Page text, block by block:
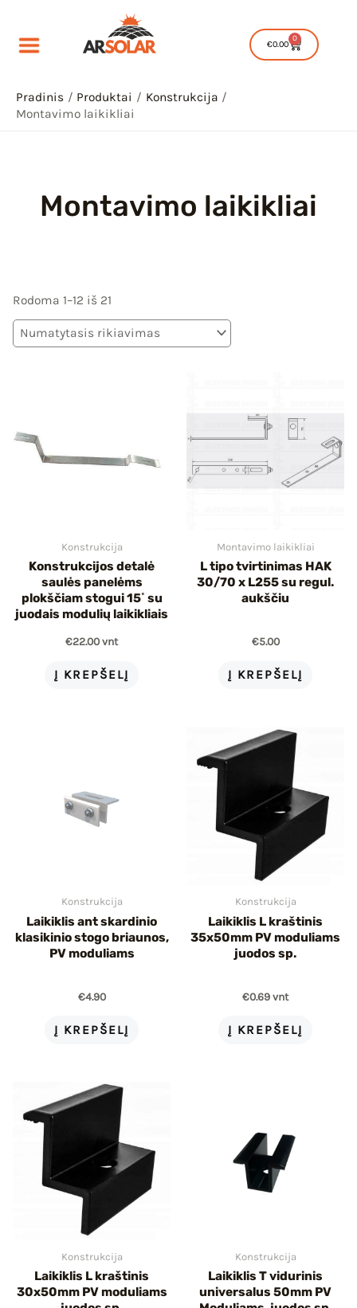
turinio
€0.00
0
Cart
Pradinis Produktai
Konstrukcija
Montavimo laikikliai
Montavimo laikikliai
Rodoma 1–12 iš 21
Konstrukcija
Konstrukcijos detalė
saulės panelėms
plokščiam stogui 15˚ su
juodais modulių laikikliais
€22.00vnt
Į KREPŠELĮ
Montavimo laikikliai
L tipo tvirtinimas HAK
30/70 x L255 su regul.
aukščiu
€5.00
Į KREPŠELĮ
Konstrukcija
Laikiklis ant skardinio
klasikinio stogo briaunos,
PV moduliams
€4.90
Į KREPŠELĮ
Konstrukcija
Laikiklis L kraštinis
35x50mm PV moduliams
juodos sp.
€0.69vnt
Į KREPŠELĮ
Konstrukcija
Laikiklis L kraštinis
30x50mm PV moduliams
Konstrukcija
Laikiklis T vidurinis
universalus 50mm PV